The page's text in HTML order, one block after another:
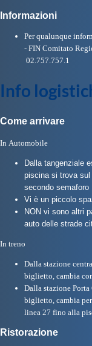
Area Legislativa
Protezione Civile
Qualità
Privacy
Cookie Policy
Archivio News
Flash News
Galleria
Informazioni
Per qualunque
- FIN Comitato
02.757.757.1
Info
Come arrivare
In Automobile
Dalla tangenziale
piscina si trova sul
secondo semaforo
Vi è un piccolo
NON vi sono altri
auto delle strade
In treno
Dalla stazione
biglietto, cambia
Dalla stazione
biglietto, cambia
linea 27 fino alla
Ristorazione